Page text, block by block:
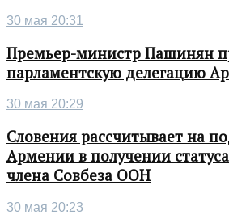
30 мая 20:31
Премьер-министр Пашинян
парламентскую делегацию
30 мая 20:29
Словения рассчитывает на
Армении в получении
члена Совбеза ООН
30 мая 20:23